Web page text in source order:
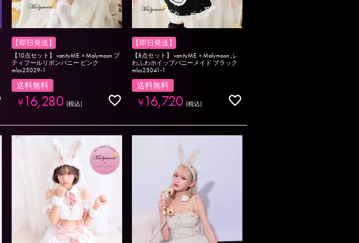
【即日発送】
【10点セット】 vanityME. × Malymoon プ
ティフールリボンバニー ピンク
mlcs25029-1
送料無料
¥16,280 税込
【即日発送】
【8点セット】 vanityME. × Malymoon ふ
わふわホイップバニーメイド ブラック
mlcs25041-1
送料無料
¥16,720 税込